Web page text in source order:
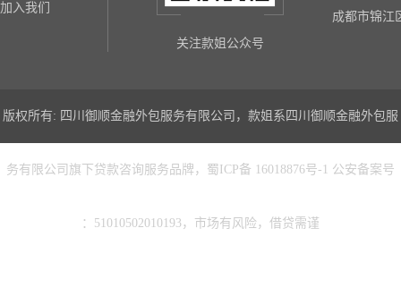
加入我们
关注款姐公众号
成都市锦江
版权所有: 四川御顺金融外包服务有限公司，款姐系四川御顺金融外包服
务有限公司旗下贷款咨询服务品牌，蜀ICP备 16018876号-1 公安备案号
：51010502010193，市场有风险，借贷需谨